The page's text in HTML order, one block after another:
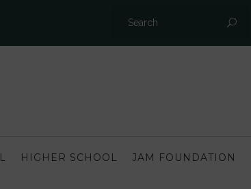
HIGHER SCHOOL JAM FOUNDATION